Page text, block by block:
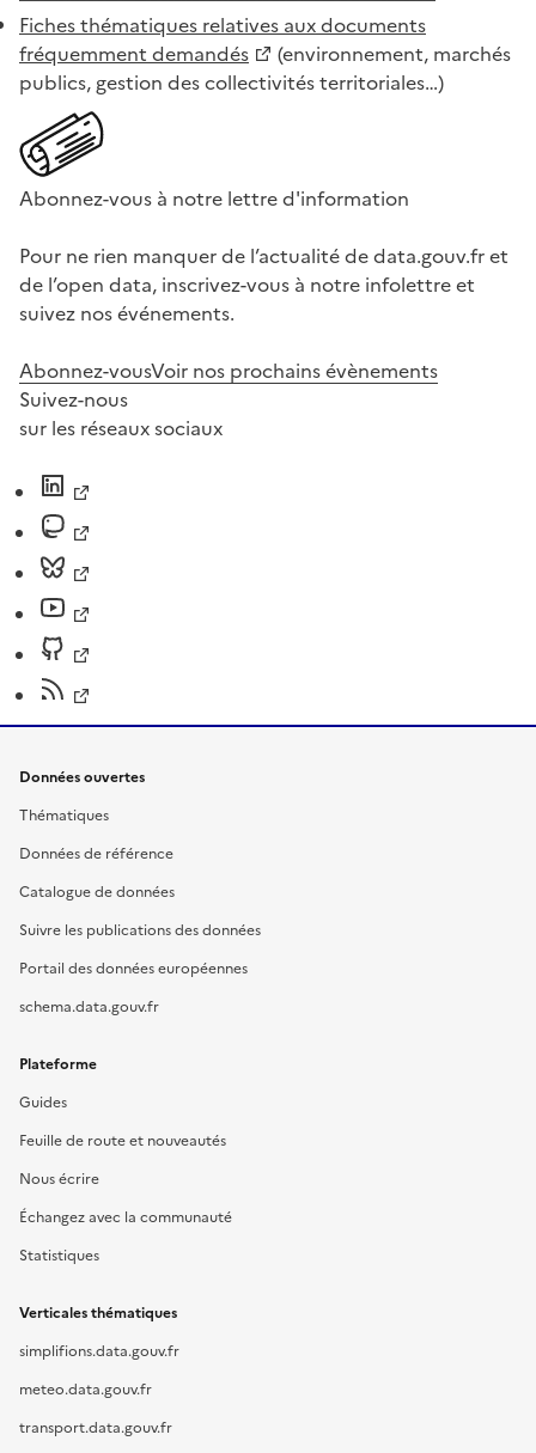
Fiches thématiques relatives aux documents
fréquemment demandés
(environnement, marchés
publics, gestion des collectivités territoriales…)
Abonnez-vous à notre lettre d'information
Pour ne rien manquer de l’actualité de data.gouv.fr et
de l’open data, inscrivez-vous à notre infolettre et
suivez nos événements.
Abonnez-vousVoir nos prochains évènements
Suivez-nous
sur les réseaux sociaux
Données ouvertes
Thématiques
Données de référence
Catalogue de données
Suivre les publications des données
Portail des données européennes
schema.data.gouv.fr
Plateforme
Guides
Feuille de route et nouveautés
Nous écrire
Échangez avec la communauté
Statistiques
Verticales thématiques
simplifions.data.gouv.fr
meteo.data.gouv.fr
transport.data.gouv.fr